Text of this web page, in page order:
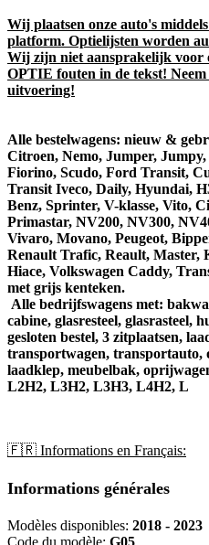
Wij plaatsen onze auto's
platform. Optielijsten worden
Wij zijn niet aansprakelijk voor
OPTIE fouten in de tekst!
uitvoering!
Alle bestelwagens: nieuw &
Citroen, Nemo, Jumper,
Fiorino, Scudo, Ford Transit,
Transit Iveco, Daily, Hyundai,
Benz, Sprinter, V-klasse, Vito,
Primastar, NV200, NV300,
Vivaro, Movano, Peugeot,
Renault Trafic, Reault, Master,
Hiace, Volkswagen Caddy,
met grijs kenteken.
Alle bedrijfswagens met:
cabine, glasresteel, glasrasteel,
gesloten bestel, 3 zitplaatsen,
transportwagen, transportauto,
laadklep, meubelbak,
L2H2, L3H2, L3H3, L4H2, L
🇫🇷 Informations en Français:
Informations générales
Modèles disponibles: 2018 - 2023
Code du modèle: G05